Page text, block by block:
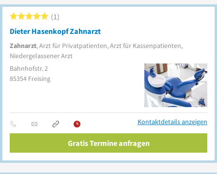
Dieter Hasenkopf Zahnarzt
Zahnarzt, Arzt für Privatpatienten, Arzt für Kassenpatienten,
Niedergelassener Arzt
1
Bahnhofstr. 2
85354 Freising
Kontaktdetails anzeigen
Gratis Termine anfragen